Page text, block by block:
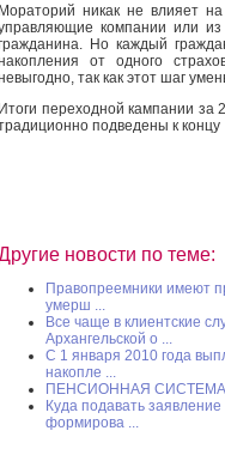
Мораторий никак не влияет
компании или
Но каждый
от одного
так как этот шаг
Итоги переходной кампании за
подведены к концу
новости по теме:
Правопреемники имеют
умерш ...
Все чаще в клиентские
Архангельской о ...
С 1 января 2010 года
накопле ...
ПЕНСИОННАЯ
Куда подавать
формирова ...